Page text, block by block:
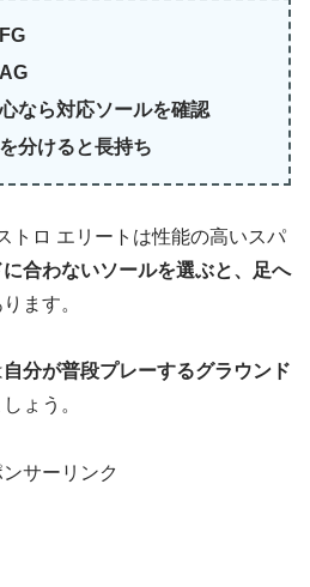
なら対応ソールを確認
分けると長持ち
トロ エリートは性能の高いスパ
合わないソールを選ぶと、足へ
ます。
自分が普段プレーするグラウンド
ょう。
ンサーリンク